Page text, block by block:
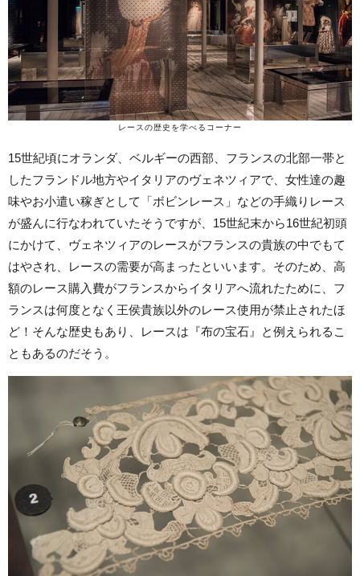
レースの歴史を学べるコーナー
15世紀頃にオランダ、ベルギーの西部、フランスの北部一帯と
したフランドル地方やイタリアのヴェネツィアで、女性達の趣
味やお小遣い稼ぎとして「ボビンレース」などの手織りレース
が盛んに行なわれていたそうですが、15世紀末から16世紀初頭
にかけて、ヴェネツィアのレースがフランスの貴族の中でもて
はやされ、レースの需要が高まったといいます。そのため、高
額のレース購入費がフランスからイタリアへ流れたために、フ
ランスは何度となく王侯貴族以外のレース使用が禁止されたほ
ど！そんな歴史もあり、レースは『布の宝石』と例えられるこ
ともあるのだそう。